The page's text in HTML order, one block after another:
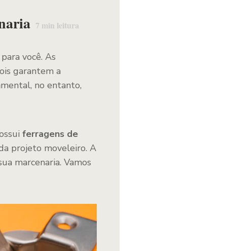
7 min leitura
você. As
garantem a
no entanto,
ferragens de
projeto moveleiro. A
marcenaria. Vamos